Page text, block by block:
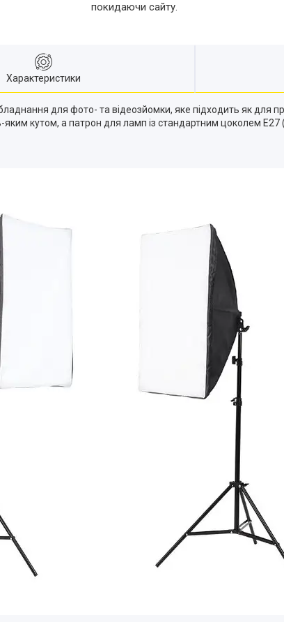
покидаючи сайту.
Характеристики
для фото- та відеозйомки, яке підходить як для
кутом, а патрон для ламп із стандартним цоколем E27